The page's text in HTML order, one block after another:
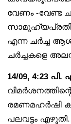
വേണം -വേണ്ട
എന്ന ചർച്ച
ചർച്ചകളെ
14/09, 4:23
രമണമഹർഷി
പലവട്ടം